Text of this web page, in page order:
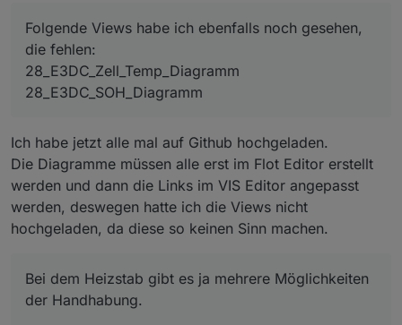
pushen möchte.
Thema des Support Tickets
###################################
Sehr geehrtes Support Team,
gerne würde ich diesen Request nochmal aufgreifen
und das Entwicklungsteam darum bitten, die im E3DC
bereitgestellten Informationen auch über den
Beispiel :
Temperatur
Warmwasserregelung
Ladefunktion für Warmwasser
Boost Funktion
###################################
Folgende Views habe ich ebenfalls noch gesehen,
die fehlen:
28_E3DC_Zell_Temp_Diagramm
28_E3DC_SOH_Diagramm
Ich habe jetzt alle mal auf Github hochgeladen.
Die Diagramme müssen alle erst im Flot Editor erstellt
werden und dann die Links im VIS Editor angepasst
werden, deswegen hatte ich die Views nicht
hochgeladen, da diese so keinen Sinn machen.
Bei dem Heizstab gibt es ja mehrere Möglichkeiten
der Handhabung.